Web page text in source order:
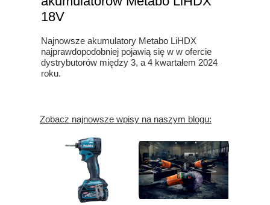
18V
Najnowsze akumulatory Metabo LiHDX
najprawdopodobniej pojawią się w w ofercie
dystrybutorów między 3, a 4 kwartałem 2024
roku.
Zobacz najnowsze wpisy na naszym blogu: